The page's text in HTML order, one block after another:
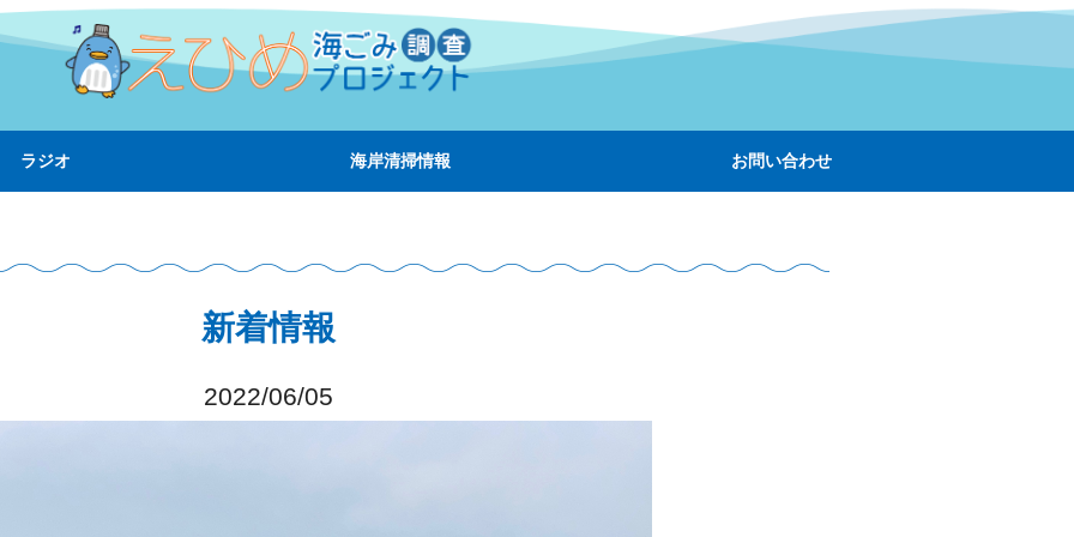
ラジオ 海岸清掃情報 お問い合わせ
新着情報
2022/06/05